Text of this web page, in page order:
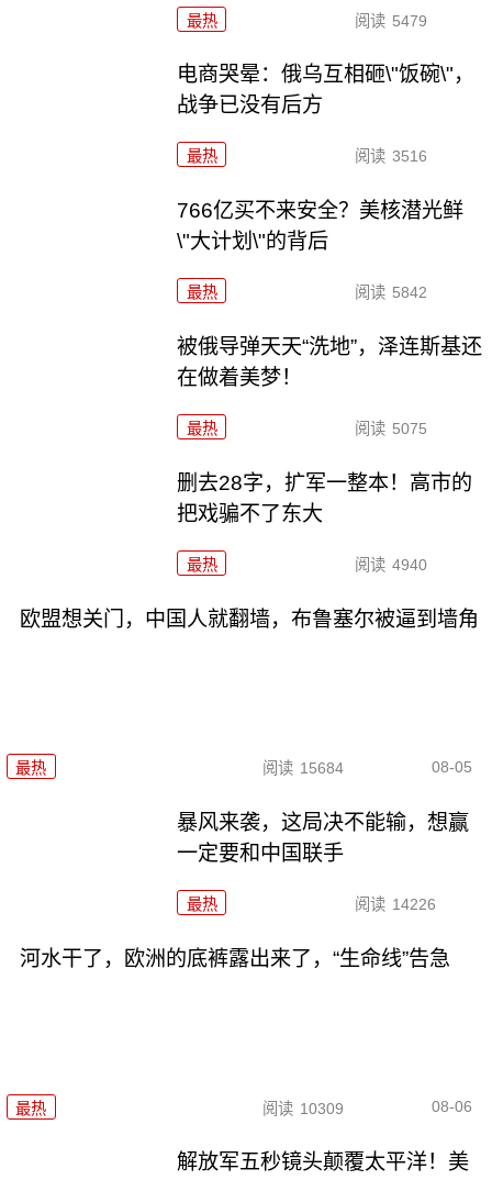
最热 阅读 5479
电商哭晕：俄乌互相砸\"饭碗\"，
战争已没有后方
最热 阅读 3516
766亿买不来安全？美核潜光鲜
\"大计划\"的背后
最热 阅读 5842
被俄导弹天天“洗地”，泽连斯基还
在做着美梦！
最热 阅读 5075
删去28字，扩军一整本！高市的
把戏骗不了东大
最热 阅读 4940
欧盟想关门，中国人就翻墙，布鲁塞尔被逼到墙角
最热 阅读 15684 08-05
暴风来袭，这局决不能输，想赢
一定要和中国联手
最热 阅读 14226
河水干了，欧洲的底裤露出来了，“生命线”告急
最热 阅读 10309 08-06
解放军五秒镜头颠覆太平洋！美